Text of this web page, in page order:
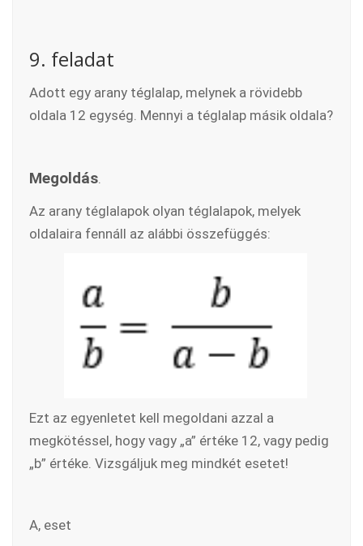
9. feladat
Adott egy arany téglalap, melynek a rövidebb
oldala 12 egység. Mennyi a téglalap másik oldala?
Megoldás
Az arany téglalapok olyan téglalapok, melyek
oldalaira fennáll az alábbi összefüggés:
Ezt az egyenletet kell megoldani azzal a
megkötéssel, hogy vagy „a” értéke 12, vagy pedig
„b” értéke. Vizsgáljuk meg mindkét esetet!
A, eset